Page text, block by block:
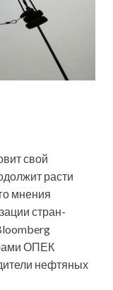
свой
расти
мнения
стран-
ОПЕК
нефтяных